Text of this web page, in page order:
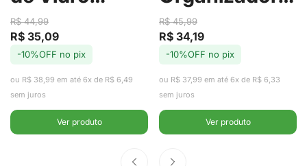
Borossilicato
com Tampa
em Aço Inox
2,2L -
Preço
de
R$ 35,09
Preço
regular
R$ 44,99
-10%OFF no pix
ou R$ 38,99 em até 6x de R$ 6,49
sem juros
Ver produto
de Geladeira
com Cesto
Clear Fresh
2,2L - Ou
Preço
de
R$ 34,19
Preço
regular
R$ 45,99
-10%OFF no pix
ou R$ 37,99 em até 6x de R$ 6,33
sem juros
Ver produto